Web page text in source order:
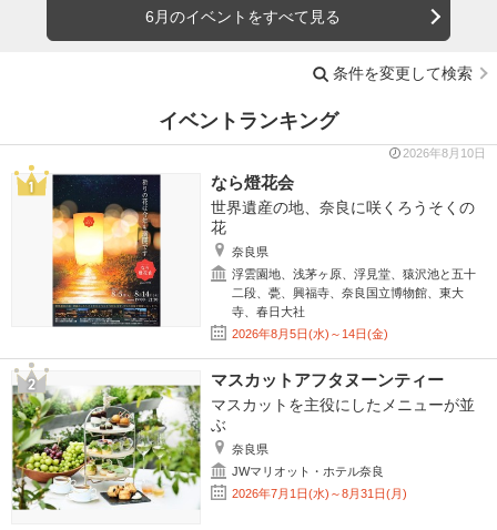
6月のイベントをすべて見る
条件を変更して検索
イベントランキング
2026年8月10日
なら燈花会
世界遺産の地、奈良に咲くろうそくの
花
奈良県
浮雲園地、浅茅ヶ原、浮見堂、猿沢池と五十
二段、甍、興福寺、奈良国立博物館、東大
寺、春日大社
2026年8月5日(水)～14日(金)
マスカットアフタヌーンティー
マスカットを主役にしたメニューが並
ぶ
奈良県
JWマリオット・ホテル奈良
2026年7月1日(水)～8月31日(月)